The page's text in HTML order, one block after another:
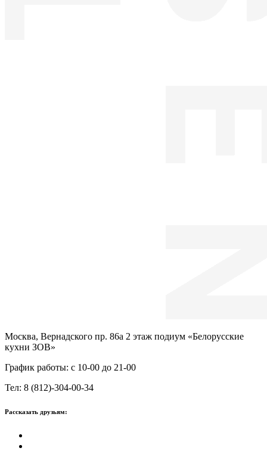
Москва, Вернадского пр. 86а 2 этаж подиум «Белорусские
кухни ЗОВ»
График работы: с 10-00 до 21-00
Тел: 8 (812)-304-00-34
Рассказать друзьям: